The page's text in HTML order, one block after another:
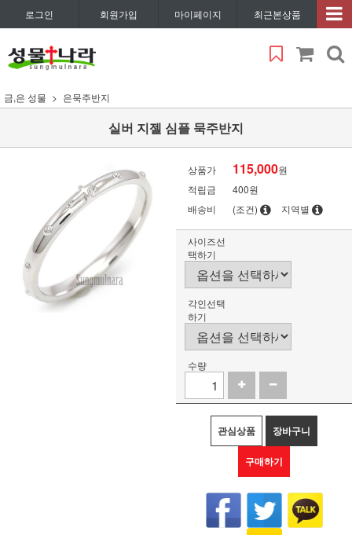
로그인 회원가입 마이페이지 최근본상품
금,은 성물 은묵주반지
실버 지젤 심플 묵주반지
상품가 115,000원
적립금
400원
배송비
(조건) 지역별
사이즈선
택하기
각인선택
하기
수량
관심상품 장바구니
구매하기